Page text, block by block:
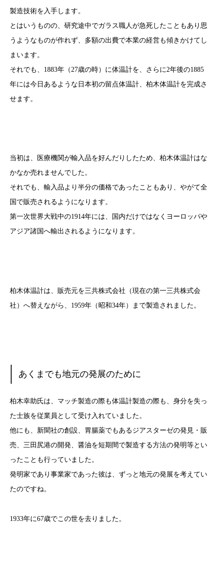
製造技術を入手します。
とはいうものの、研究途中でガラス職人が急死したこともあり思
うようなものが作れず、多額の出費で本業の経営も傾きかけてし
まいます。
それでも、1883年（27歳の時）に体温計を、さらに2年後の1885
年には今日あるような日本初の留点体温計、柏木体温計を完成さ
せます。
当初は、医療機関が輸入品を好んだりしたため、柏木体温計はな
かなか売れませんでした。
それでも、輸入品より半分の価格であったこともあり、やがて全
国で販売されるようになります。
第一次世界大戦中の1914年には、国内だけではなくヨーロッパや
アジア諸国へ輸出されるようになります。
柏木体温計は、販売元を三共株式会社（現在の第一三共株式会
社）へ替えながら、1959年（昭和34年）まで製造されました。
あくまでも地元の発展のために
柏木幸助氏は、マッチ製造の際も体温計製造の際も、身分を失っ
た士族を従業員として受け入れていました。
他にも、新聞社の創設、胃腸薬でもあるジアスターゼの発見・販
売、三田尻港の開発、醤油を短期間で製造する方法の発明等とい
ったことも行っていました。
発明家であり事業家であった彼は、ずっと地元の発展を考えてい
たのですね。
1933年に67歳でこの世を去りました。